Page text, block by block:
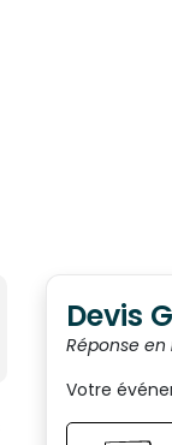
Devis
Réponse en
Votre